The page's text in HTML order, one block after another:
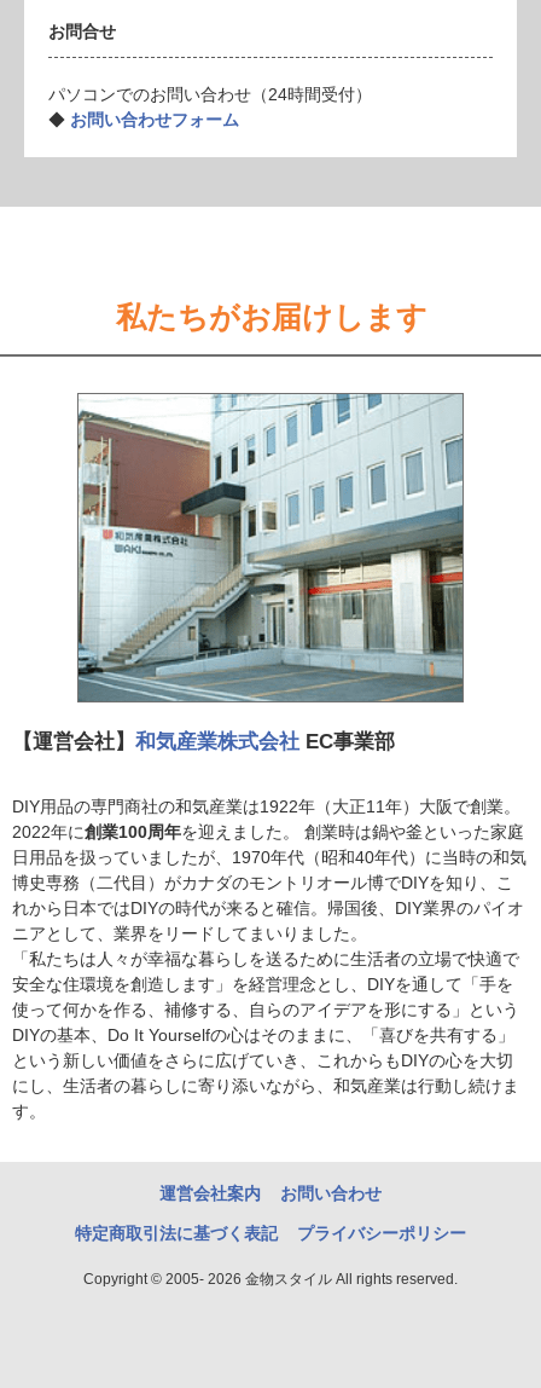
お問合せ
パソコンでのお問い合わせ（24時間受付）
◆ お問い合わせフォーム
私たちがお届けします
【運営会社】 和気産業株式会社 EC事業部
DIY用品の専門商社の和気産業は1922年（大正11年）大阪で創業。
2022年に創業100周年を迎えました。 創業時は鍋や釜といった家庭
日用品を扱っていましたが、1970年代（昭和40年代）に当時の和気
博史専務（二代目）がカナダのモントリオール博でDIYを知り、こ
れから日本ではDIYの時代が来ると確信。帰国後、DIY業界のパイオ
ニアとして、業界をリードしてまいりました。
「私たちは人々が幸福な暮らしを送るために生活者の立場で快適で
安全な住環境を創造します」を経営理念とし、DIYを通して「手を
使って何かを作る、補修する、自らのアイデアを形にする」という
DIYの基本、Do It Yourselfの心はそのままに、「喜びを共有する」
という新しい価値をさらに広げていき、これからもDIYの心を大切
にし、生活者の暮らしに寄り添いながら、和気産業は行動し続けま
す。
運営会社案内 お問い合わせ
特定商取引法に基づく表記 プライバシーポリシー
Copyright © 2005- 2026 金物スタイル All rights reserved.